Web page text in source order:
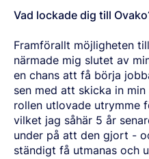
GRUV- OCH
BERGBORRNING
MINERALBEARBETNING
LÄTTA OCH TUNGA
DRIVSYSTEM
ENERGI
OLJA OCH GAS
ALLMÄNT
FJÄDERSTÅL
BORSTÅL
NITRERSTÅL
MARAGING-STÅL
DRAGEN STÅNG
SKALSVARVAD STÅNG
FÖRKOMPONENTER
FÖRKOMPONENTER
FÖRKOMPONENTER
HÅRDFÖRKROMADE
FÖRBÄTTRAD
CROMAX-
FORSKNING OCH
ERFARENHET OCH
KVALITET
CERTIFIKAT OCH
OVAKO SCIENCE AND
EFFEKTIVA
PRODUKTER
INNEHÅLL
AKTUELLA
SOCIAL HÅLLBARHET
AFFÄRSETIK
STYRNING,
GLOBALA MÅLEN FÖR
VARFÖR OVAKO?
OM OVAKO
EN VÄRLD AV STÅL
VÅR HISTORIA
LEDNING
VÅR VERKSAMHET
STARK GLOBAL
PRODUKTIONSORTER
VÅR
PODCAST STÅLVERKET
DANIEL STÅHL
NYHETER OCH
NYHETER &
MÄSSOR OCH
BERÄTTELSER
STRENGTH OF STEEL
MEDIABANKEN
Svenska
Sales Units
Vad lockade dig till
Framförallt möjligheten
närmade mig slutet av
en chans att få börja
sen med att skicka in min
rollen utlovade utrymme
vilket jag såhär 5 år
under på att den gjort -
ständigt få utmanas och